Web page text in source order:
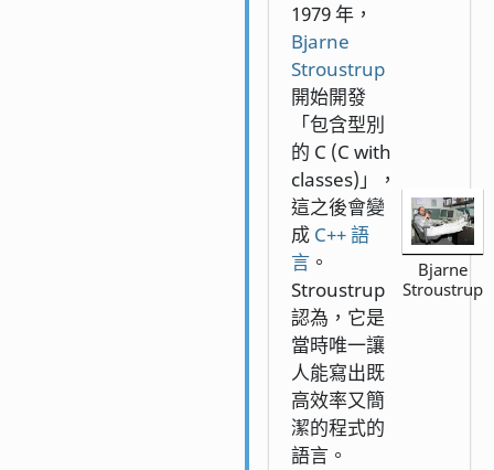
1979 年，
Bjarne
Stroustrup
開始開發
「包含型別
的 C (C with
classes)」，
這之後會變
成 C++ 語
言 。
Stroustrup
認為，它是
當時唯一讓
人能寫出既
高效率又簡
潔的程式的
語言。
Bjarne
Stroustrup